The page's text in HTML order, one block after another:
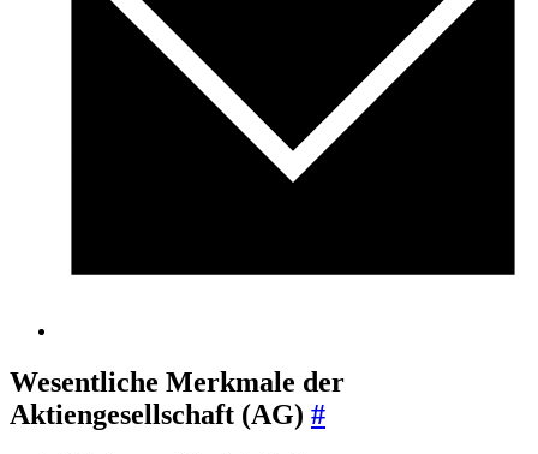
Wesentliche Merkmale der
Aktiengesellschaft (AG) #